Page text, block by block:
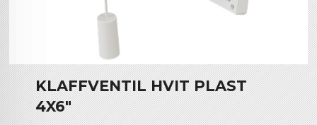
KLAFFVENTIL HVIT PLAST
4X6"